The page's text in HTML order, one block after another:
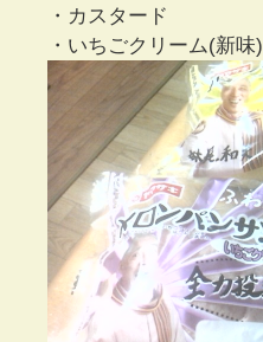
・カスタード
・いちごクリーム(新味)